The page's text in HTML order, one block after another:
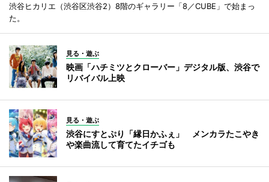
渋谷ヒカリエ（渋谷区渋谷2）8階のギャラリー「8／CUBE」で始まっ
た。
見る・遊ぶ
映画「ハチミツとクローバー」デジタル版、渋谷で
リバイバル上映
見る・遊ぶ
渋谷にすとぷり「縁日かふぇ」 メンカラたこやき
や楽曲流して育てたイチゴも